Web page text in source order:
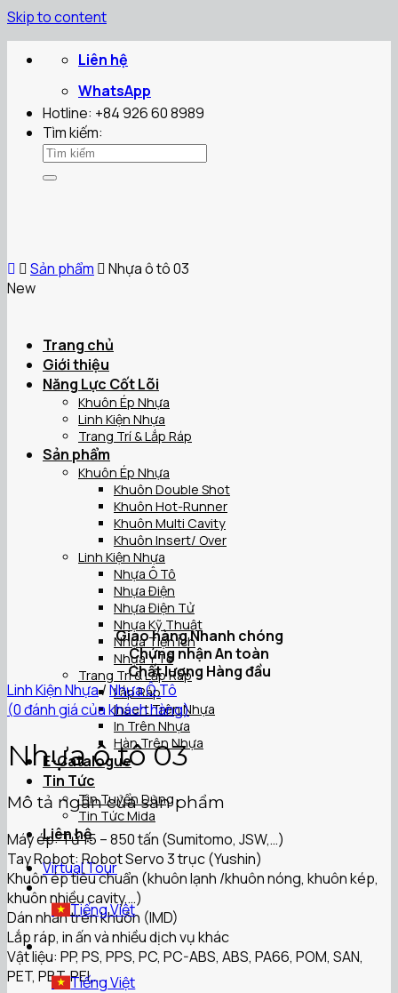
Skip to content
Liên hệ
WhatsApp
Hotline: +84 926 60 8989
Tìm kiếm:
Trang chủ
Giới thiệu
Năng Lực Cốt Lõi
Khuôn Ép Nhựa
Linh Kiện Nhựa
Trang Trí & Lắp Ráp
Sản phẩm
Khuôn Ép Nhựa
Khuôn Double Shot
Khuôn Hot-Runner
Khuôn Multi Cavity
Khuôn Insert/ Over
Linh Kiện Nhựa
Nhựa Ô Tô
Nhựa Điện
Nhựa Điện Tử
Nhựa Kỹ Thuật
Nhựa Tiện Ích
Nhựa Y Tế
Trang Trí & Lắp Ráp
Lắp Ráp
Insert Trên Nhựa
In Trên Nhựa
Hàn Trên Nhựa
E-Catalogue
Tin Tức
Tin Tuyển Dụng
Tin Tức Mida
Liên hệ
Virtual Tour
Tiếng Việt
Tiếng Việt
Sản phẩm
Nhựa ô tô 03
New
Giao hàng Nhanh chóng
Chứng nhận An toàn
Chất lượng Hàng đầu
Linh Kiện Nhựa/Nhựa Ô Tô
(0đánh giá của khách hàng)
Nhựa ô tô 03
Mô tả ngắn của sản phẩm
Máy ép: Từ 15 – 850 tấn (Sumitomo, JSW,…)
Tay Robot: Robot Servo 3 trục (Yushin)
Khuôn ép tiêu chuẩn (khuôn lạnh /khuôn nóng, khuôn kép,
khuôn nhiều cavity,…)
Dán nhãn trên khuôn (IMD)
Lắp ráp, in ấn và nhiều dịch vụ khác
Vật liệu: PP, PS, PPS, PC, PC-ABS, ABS, PA66, POM, SAN,
PET, PBT, PEI,…